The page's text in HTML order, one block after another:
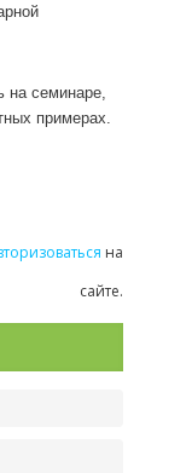
на семинаре,
примерах.
на
сайте.